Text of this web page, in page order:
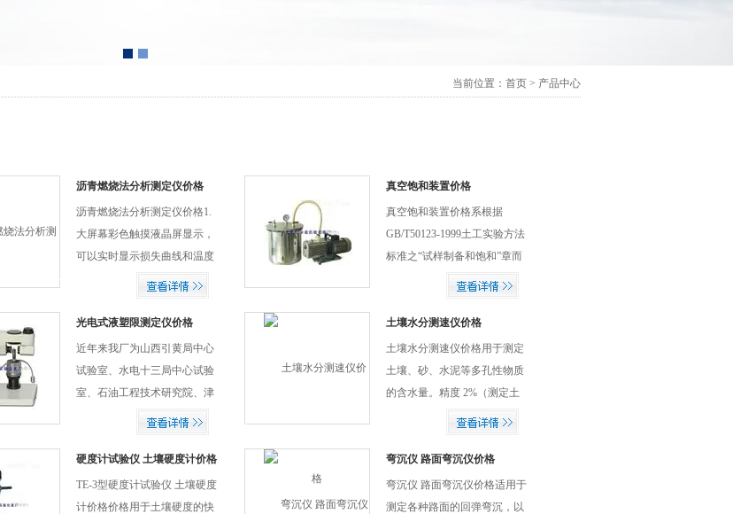
当前位置：首页 > 产品中心
沥青燃烧法分析测定仪价格
沥青燃烧法分析测定仪价格1.
大屏幕彩色触摸液晶屏显示，
可以实时显示损失曲线和温度
曲线。控制系统操作界面友好
可关闭的数据自动存储和实验
数据自动打印功能。 3...
真空饱和装置价格
真空饱和装置价格系根据
GB/T50123-1999土工实验方法
标准之“试样制备和饱和”章而
制作的真空饱和装置（真空泵
光电式液塑限测定仪价格
近年来我厂为山西引黄局中心
试验室、水电十三局中心试验
室、石油工程技术研究院、津
秦高速铁路、水电四局等一系
动化程度高的试验仪器设备，
受到用户的*好评，我厂本
着“客户*，诚信至上...
土壤水分测速仪价格
土壤水分测速仪价格用于测定
土壤、砂、水泥等多孔性物质
的含水量。精度 2%（测定土
壤含水量的精度与烘干法对比
硬度计试验仪 土壤硬度计价格
TE-3型硬度计试验仪 土壤硬度
计价格价格用于土壤硬度的快
弯沉仪 路面弯沉仪价格
弯沉仪 路面弯沉仪价格适用于
测定各种路面的回弹弯沉，以